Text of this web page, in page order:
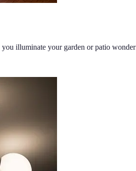
illuminate your garden or patio